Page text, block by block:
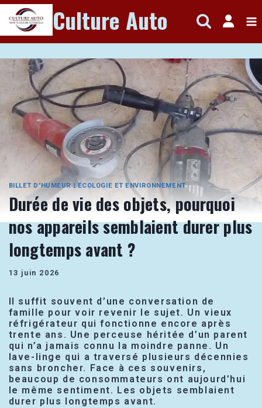
Aller
au
contenu
Culture Auto
BILLET D'HUMEUR|ÉCOLOGIE ET ENVIRONNEMENT
Durée de vie des objets, pourquoi
nos appareils semblaient durer plus
longtemps avant ?
13 juin 2026
Il suffit souvent d’une conversation de
famille pour voir revenir le sujet. Un vieux
réfrigérateur qui fonctionne encore après
trente ans. Une perceuse héritée d’un parent
qui n’a jamais connu la moindre panne. Un
lave-linge qui a traversé plusieurs décennies
sans broncher. Face à ces souvenirs,
beaucoup de consommateurs ont aujourd’hui
le même sentiment. Les objets semblaient
durer plus longtemps avant.